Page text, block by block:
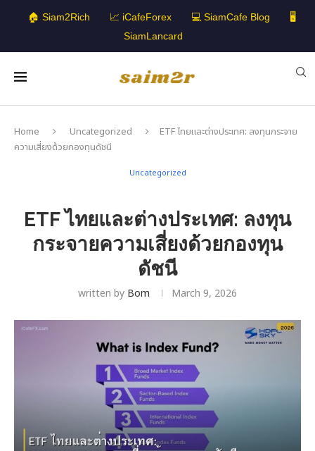
🏠 Siam2Rich 📈 iCafeForex 💻 SiamCafe Blog
🖥️
SiamLancard
Home Uncategorized
ETF ไทยและต่างประเทศ: ลงทุนกระจาย
ความเสี่ยงด้วยกองทุนดัชนี
Uncategorized
ETF ไทยและต่างประเทศ: ลงทุน
กระจายความเสี่ยงด้วยกองทุน
ดัชนี
written by Bom March 9, 2026